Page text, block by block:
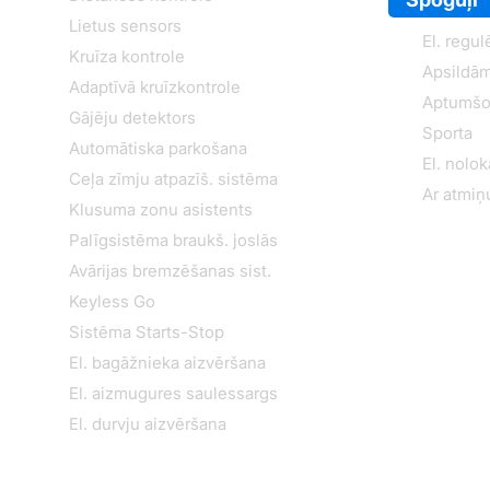
Lietus sensors
Kruīza kontrole
Adaptīvā kruīzkontrole
Gājēju detektors
Automātiska parkošana
Ceļa zīmju atpazīš. sistēma
Klusuma zonu asistents
Palīgsistēma braukš. joslās
Avārijas bremzēšanas sist.
Keyless Go
Sistēma Starts-Stop
El. bagāžnieka aizvēršana
El. aizmugures saulessargs
El. durvju aizvēršana
El.
Sporta
El.
Ar